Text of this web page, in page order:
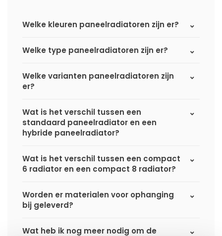
Welke kleuren paneelradiatoren zijn er?
Welke type paneelradiatoren zijn er?
Welke varianten paneelradiatoren zijn
er?
Wat is het verschil tussen een
standaard paneelradiator en een
hybride paneelradiator?
Wat is het verschil tussen een compact
6 radiator en een compact 8 radiator?
Worden er materialen voor ophanging
bij geleverd?
Wat heb ik nog meer nodig om de